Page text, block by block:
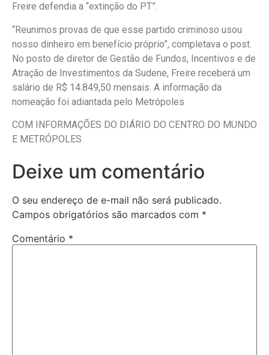
Freire defendia a “extinção do PT”.
“Reunimos provas de que esse partido criminoso usou
nosso dinheiro em benefício próprio”, completava o post.
No posto de diretor de Gestão de Fundos, Incentivos e de
Atração de Investimentos da Sudene, Freire receberá um
salário de R$ 14.849,50 mensais. A informação da
nomeação foi adiantada pelo Metrópoles
COM INFORMAÇÕES DO DIÁRIO DO CENTRO DO MUNDO
E METRÓPOLES
Deixe um comentário
O seu endereço de e-mail não será publicado.
Campos obrigatórios são marcados com *
Comentário *